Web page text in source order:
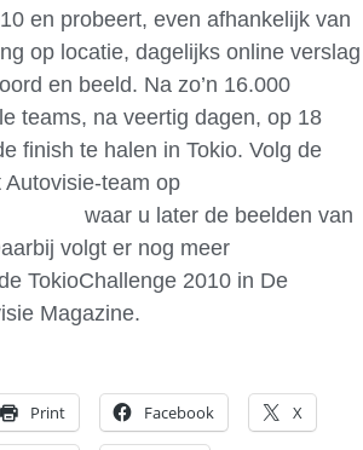
en probeert, even afhankelijk van
op locatie, dagelijks online verslag
en beeld. Na zo’n 16.000
teams, na veertig dagen, op 18
finish te halen in Tokio. Volg de
team op
waar u later de beelden van
volgt er nog meer
TokioChallenge 2010 in De
Magazine.
Print Facebook X